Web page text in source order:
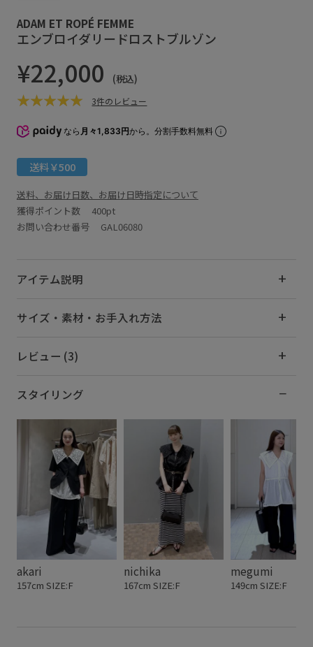
ADAM ET ROPÉ FEMME
エンブロイダリードロストブルゾン
¥22,000 (税込)
3件のレビュー
なら 月々1,833円から。分割手数料無料
送料￥500
送料、お届け日数、お届け日時指定について
獲得ポイント数 400pt
お問い合わせ番号 GAL06080
アイテム説明
サイズ・素材・お手入れ方法
レビュー (3)
スタイリング
akari
157cm SIZE:F
nichika
167cm SIZE:F
megumi
149cm SIZE:F